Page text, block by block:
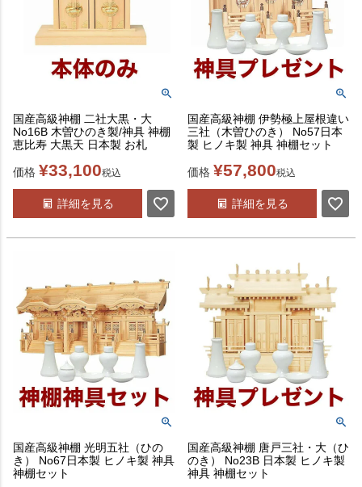
国産高級神棚 二社大黒・大
No16B 木曽ひのき製/神具 神棚
恵比寿 大黒天 日本製 お札
価格 ¥33,100税込
詳細を見る
国産高級神棚 伊勢極上屋根違い
三社（木曽ひのき） No57日本
製 ヒノキ製 神具 神棚セット
価格 ¥57,800税込
詳細を見る
国産高級神棚 光明五社（ひの
き） No67日本製 ヒノキ製 神具
神棚セット
国産高級神棚 唐戸三社・大（ひ
のき） No23B 日本製 ヒノキ製
神具 神棚セット